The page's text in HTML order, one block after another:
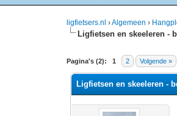
ligfietsers.nl ›Algemeen ›
Ligfietsen en skeeleren -
Pagina's (2): 1 2 Volgende »
0 stemmen - gemiddelde
1
2
3
4
5
Ligfietsen en skeeleren -